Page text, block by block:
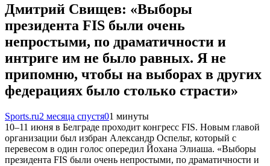
Дмитрий Свищев: «Выборы
президента FIS были очень
непростыми, по драматичности и
интриге им не было равных. Я не
припомню, чтобы на выборах в других
федерациях было столько страсти»
Sports.ru2 месяца спустя01 минуты
10–11 июня в Белграде проходит конгресс FIS. Новым главой
организации был избран Александр Оспельт, который с
перевесом в один голос опередил Йохана Элиаша. «Выборы
президента FIS были очень непростыми, по драматичности и